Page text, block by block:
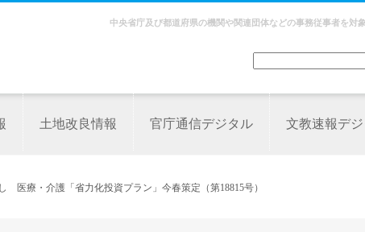
中央省庁及び都道府県の機関や関連団体などの事務従事者を対
土地改良情報 官庁通信デジタル 文教速報デ
医療・介護「省力化投資プラン」今春策定（第18815号）